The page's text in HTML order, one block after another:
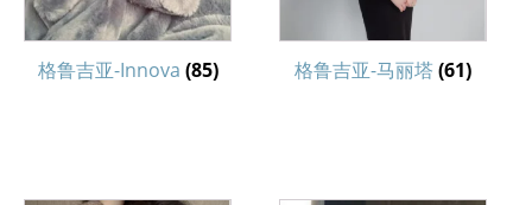
格鲁吉亚-Innova (85) 格鲁吉亚-马丽塔(61)